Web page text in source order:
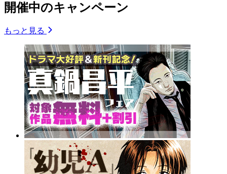
開催中のキャンペーン
もっと見る